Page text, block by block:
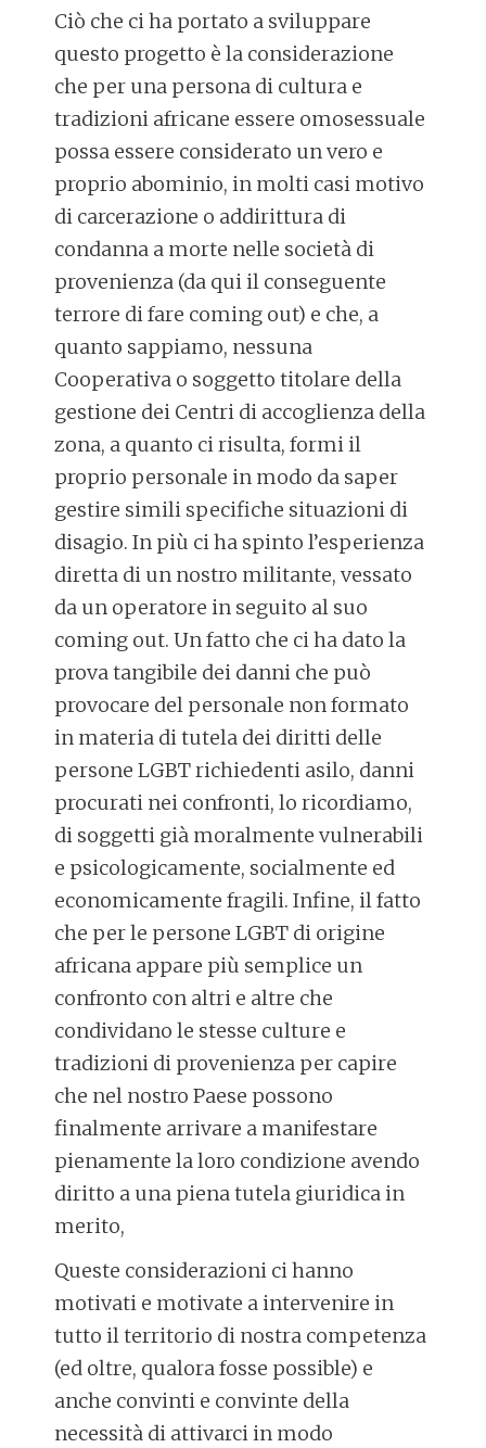
Ciò che ci ha portato a sviluppare
questo progetto è la considerazione
che per una persona di cultura e
tradizioni africane essere omosessuale
possa essere considerato un vero e
proprio abominio, in molti casi motivo
di carcerazione o addirittura di
condanna a morte nelle società di
provenienza (da qui il conseguente
terrore di fare coming out) e che, a
quanto sappiamo, nessuna
Cooperativa o soggetto titolare della
gestione dei Centri di accoglienza della
zona, a quanto ci risulta, formi il
proprio personale in modo da saper
gestire simili specifiche situazioni di
disagio. In più ci ha spinto l’esperienza
diretta di un nostro militante, vessato
da un operatore in seguito al suo
coming out. Un fatto che ci ha dato la
prova tangibile dei danni che può
provocare del personale non formato
in materia di tutela dei diritti delle
persone LGBT richiedenti asilo, danni
procurati nei confronti, lo ricordiamo,
di soggetti già moralmente vulnerabili
e psicologicamente, socialmente ed
economicamente fragili. Infine, il fatto
che per le persone LGBT di origine
africana appare più semplice un
confronto con altri e altre che
condividano le stesse culture e
tradizioni di provenienza per capire
che nel nostro Paese possono
finalmente arrivare a manifestare
pienamente la loro condizione avendo
diritto a una piena tutela giuridica in
merito,
Queste considerazioni ci hanno
motivati e motivate a intervenire in
tutto il territorio di nostra competenza
(ed oltre, qualora fosse possible) e
anche convinti e convinte della
necessità di attivarci in modo